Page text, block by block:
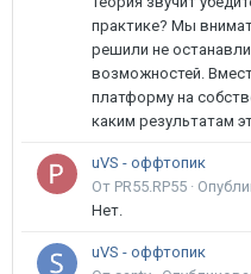
практике? Мы
решили не
возможностей.
платформу на
каким результатам
uVS - оффтопик
От PR55.RP55 ·
Нет.
uVS - оффтопик